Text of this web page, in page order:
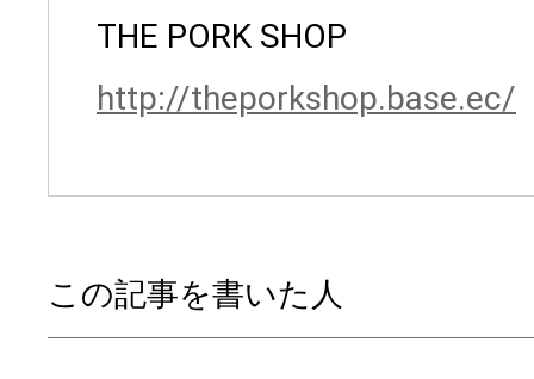
THE PORK SHOP
http://theporkshop.base.ec/
この記事を書いた人